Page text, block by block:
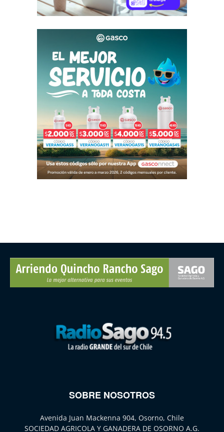
SOBRE NOSOTROS
Avenida Juan Mackenna 904, Osorno, Chile
SOCIEDAD AGRICOLA Y GANADERA DE OSORNO A.G.